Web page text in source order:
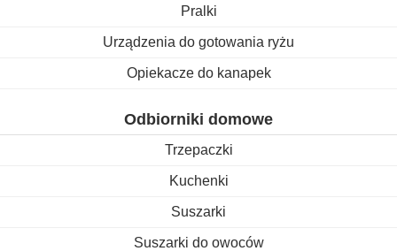
Pralki
Urządzenia do gotowania ryżu
Opiekacze do kanapek
Odbiorniki domowe
Trzepaczki
Kuchenki
Suszarki
Suszarki do owoców